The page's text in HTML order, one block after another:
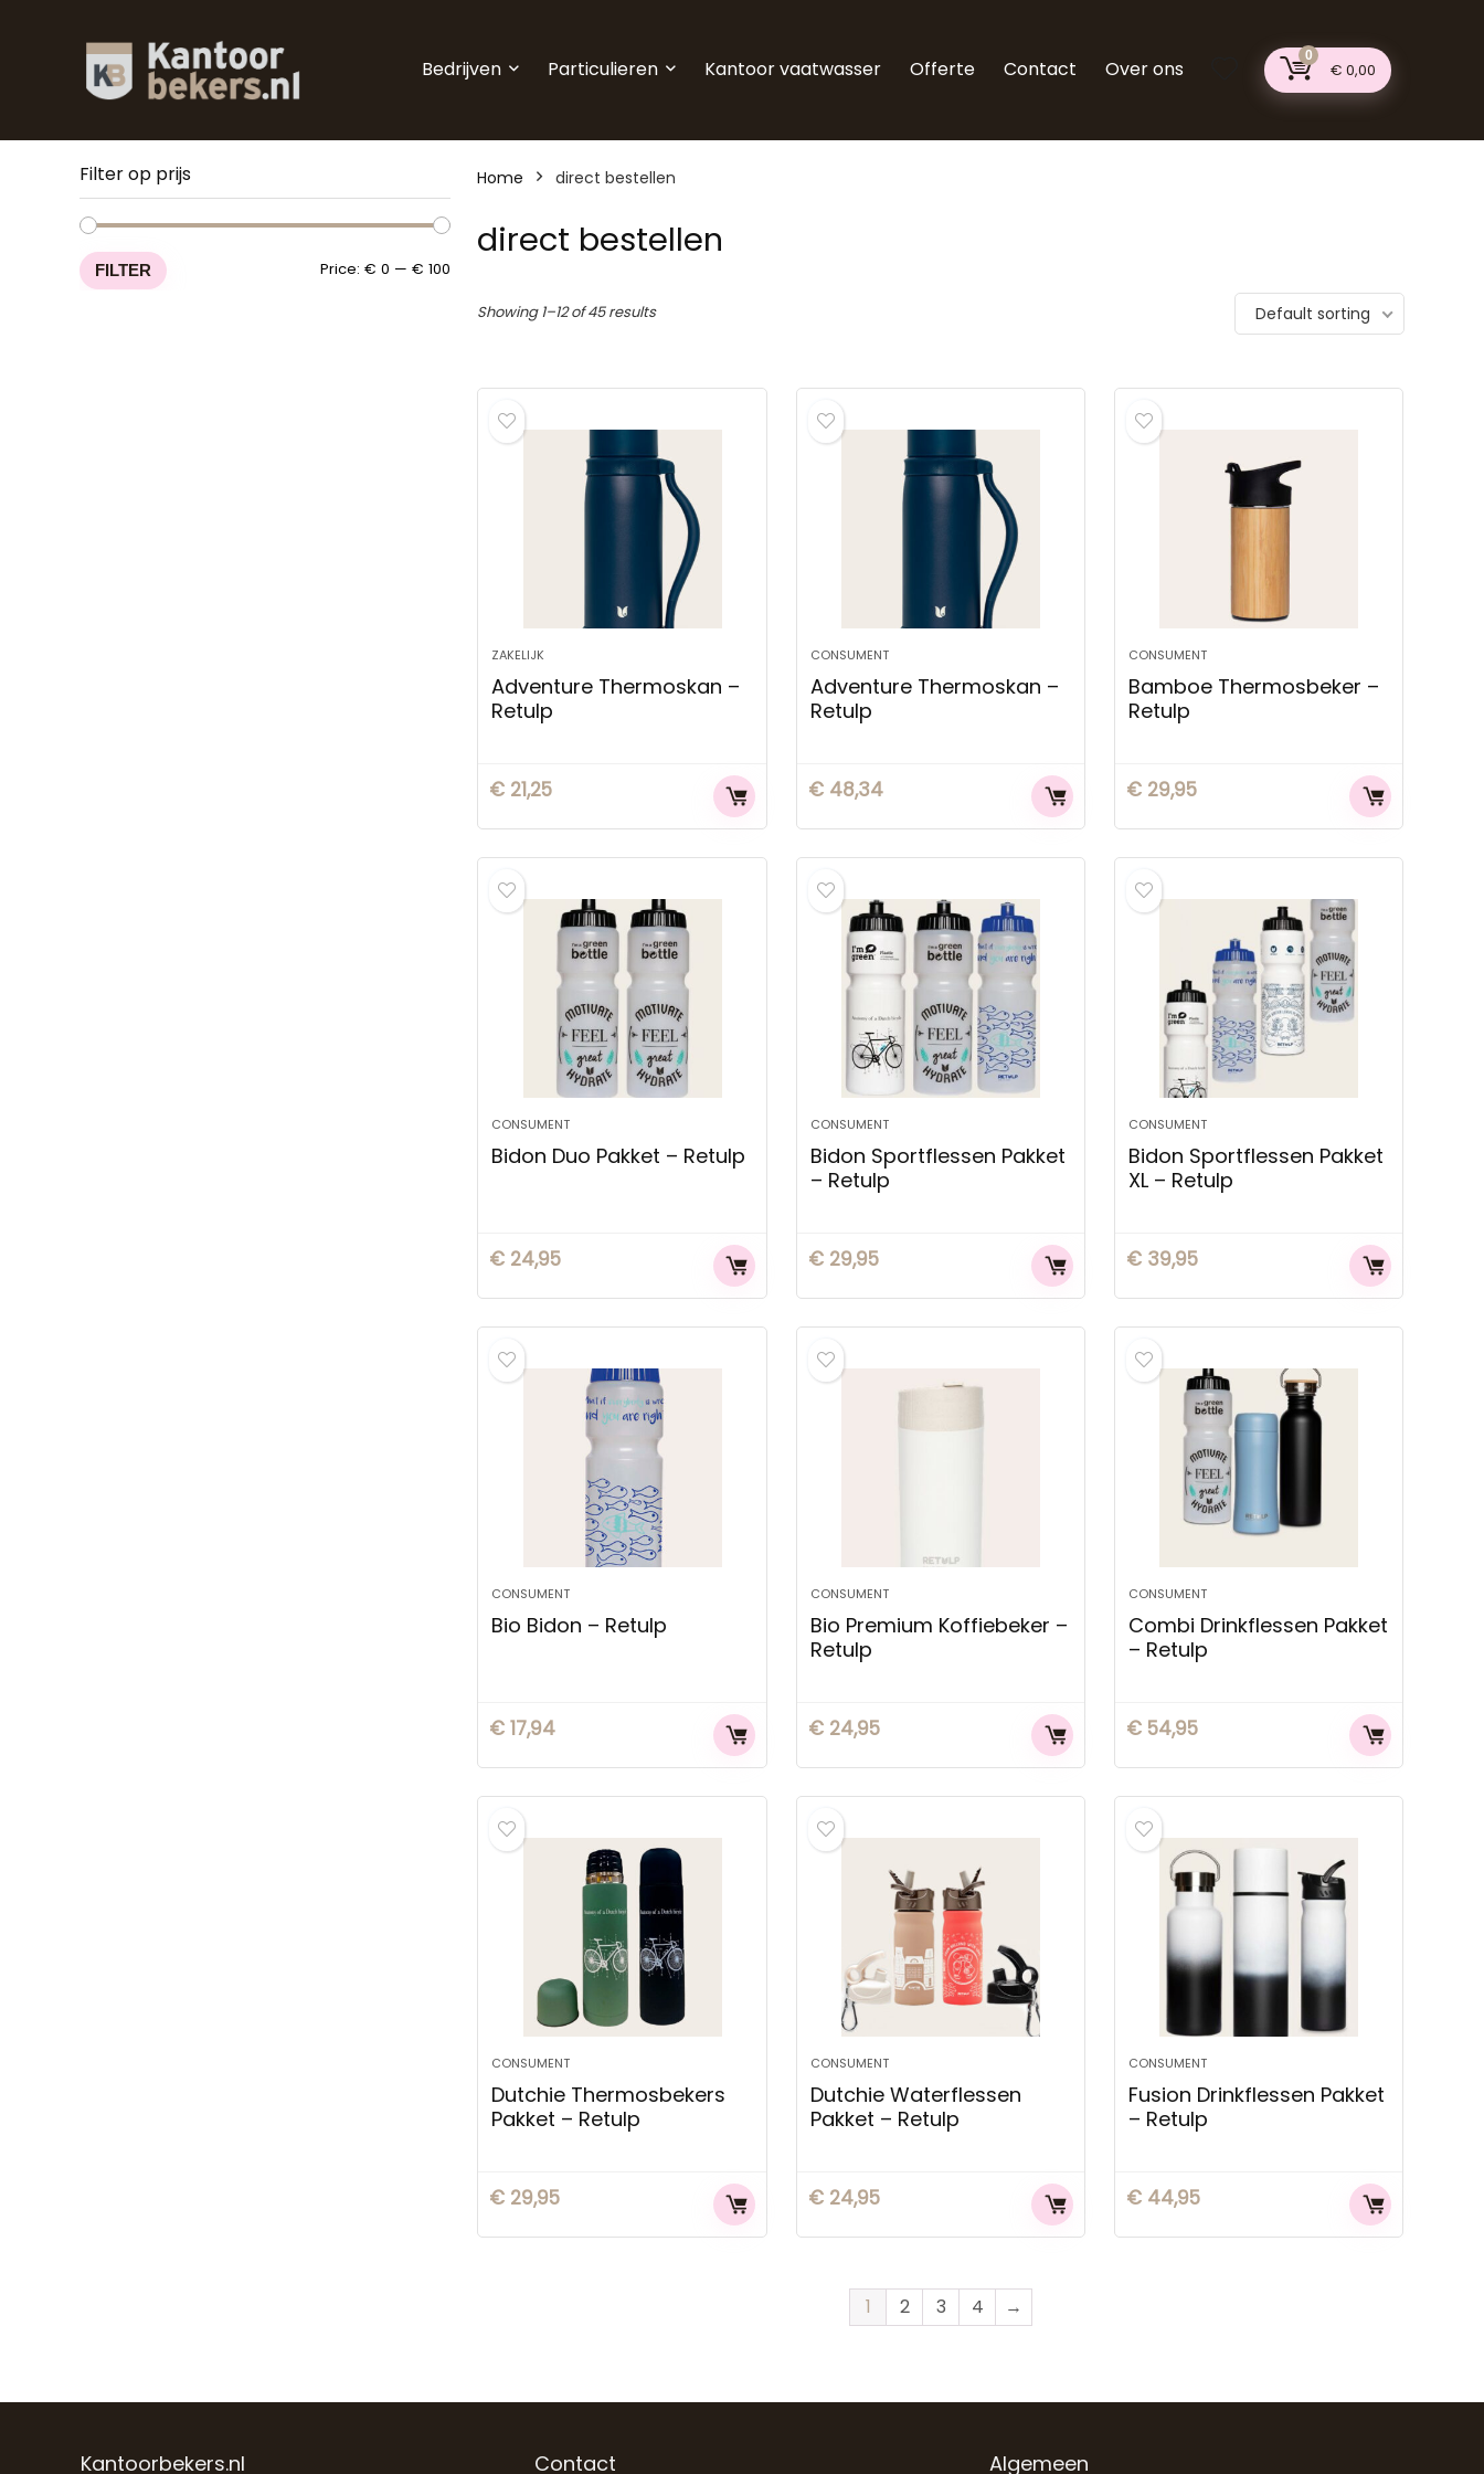
Bedrijven Particulieren Kantoor vaatwasser Offerte Contact Over ons
0
€ 0,00
Filter op prijs
price
price
FILTER Price: € 0 — € 100
Home direct bestellen
direct bestellen
Showing 1–12 of 45 results Default sorting
ZAKELIJK
Adventure Thermoskan –
Retulp
€ 21,25
CONSUMENT
Adventure Thermoskan –
Retulp
€48,34
CONSUMENT
Bamboe Thermosbeker –
Retulp
€ 29,95
CONSUMENT
Bidon Duo Pakket – Retulp
€ 24,95
CONSUMENT
Bidon Sportflessen Pakket
– Retulp
€29,95
CONSUMENT
Bidon Sportflessen Pakket
XL – Retulp
€ 39,95
CONSUMENT
Bio Bidon – Retulp
€ 17,94
CONSUMENT
Bio Premium Koffiebeker –
Retulp
€24,95
CONSUMENT
Combi Drinkflessen Pakket
– Retulp
€ 54,95
CONSUMENT
Dutchie Thermosbekers
Pakket – Retulp
€ 29,95
CONSUMENT
Dutchie Waterflessen
Pakket – Retulp
€24,95
CONSUMENT
Fusion Drinkflessen Pakket
– Retulp
€ 44,95
1 2 3 4 →
Kantoorbekers.nl Contact Algemeen